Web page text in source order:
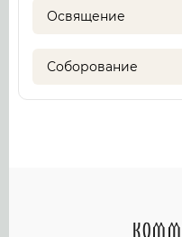
Освящение
Соборование